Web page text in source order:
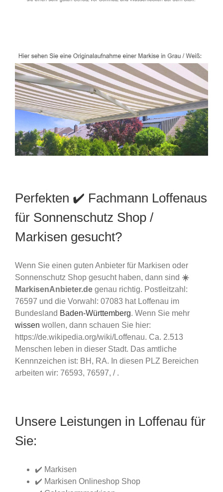
Perfekten ✔️ Fachmann Loffenaus
für Sonnenschutz Shop /
Markisen gesucht?
Wenn Sie einen guten Anbieter für Markisen oder
Sonnenschutz Shop gesucht haben, dann sind ☀️
MarkisenAnbieter.de genau richtig. Postleitzahl:
76597 und die Vorwahl: 07083 hat Loffenau im
Bundesland Baden-Württemberg. Wenn Sie mehr
wissen wollen, dann schauen Sie hier:
https://de.wikipedia.org/wiki/Loffenau. Ca. 2.513
Menschen leben in dieser Stadt. Das amtliche
Kennnzeichen ist: BH, RA. In diesen PLZ Bereichen
arbeiten wir: 76593, 76597, / .
Unsere Leistungen in Loffenau für
Sie:
✔️ Markisen
✔️ Markisen Onlineshop Shop